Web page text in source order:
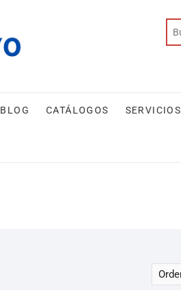
BLOG CATÁLOGOS SERVICIOS